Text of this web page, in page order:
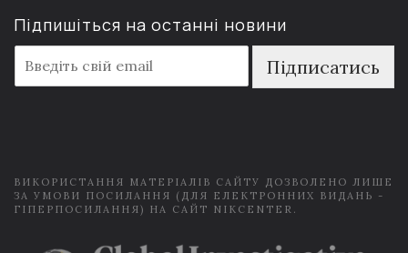
Підпишіться на останні новини
m
a
Підписатись
ВИКОРИСТАННЯ МАТЕРІАЛІВ САЙТУ ДОЗВОЛЕНО ЛИШЕ
ЗА УМОВИ ПОСИЛАННЯ (ДЛЯ ЕЛЕКТРОННИХ ВИДАНЬ -
ГІПЕРПОСИЛАННЯ) НА САЙТ NIKCENTER.